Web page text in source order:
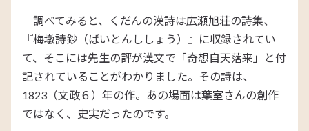
調べてみると、くだんの漢詩は広瀬旭荘の詩集、
『梅墩詩鈔（ばいとんししょう）』に収録されてい
て、そこには先生の評が漢文で「奇想自天落来」と付
記されていることがわかりました。その詩は、
1823（文政６）年の作。あの場面は葉室さんの創作
ではなく、史実だったのです。